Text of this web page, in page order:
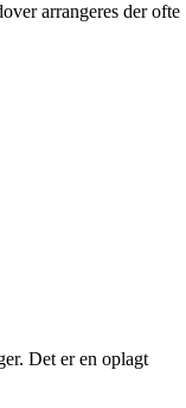
arrangeres der ofte
Det er en oplagt